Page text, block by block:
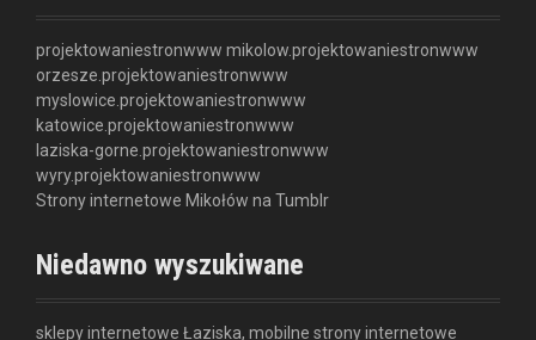
projektowaniestronwww mikolow.projektowaniestronwww
orzesze.projektowaniestronwww
myslowice.projektowaniestronwww
katowice.projektowaniestronwww
laziska-gorne.projektowaniestronwww
wyry.projektowaniestronwww
Strony internetowe Mikołów na Tumblr
Niedawno wyszukiwane
sklepy internetowe Łaziska, mobilne strony internetowe